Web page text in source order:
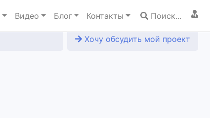
Видео Блог Контакты Поиск...
Хочу обсудить мой проект